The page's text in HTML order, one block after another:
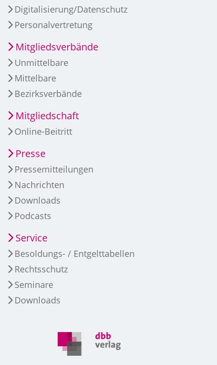
Digitalisierung/Datenschutz
Personalvertretung
Mitgliedsverbände
Unmittelbare
Mittelbare
Bezirksverbände
Mitgliedschaft
Online-Beitritt
Presse
Pressemitteilungen
Nachrichten
Downloads
Podcasts
Service
Besoldungs- / Entgelttabellen
Rechtsschutz
Seminare
Downloads